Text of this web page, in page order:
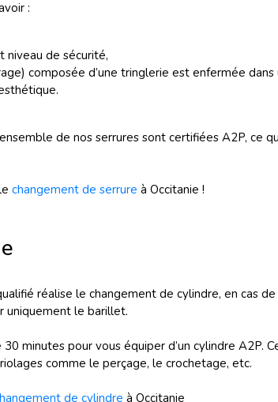
:
niveau de sécurité,
composée d’une tringlerie est enfermée dans
de nos serrures sont certifiées A2P, ce
changement de serrure à Occitanie !
réalise le changement de cylindre, en cas
uniquement le barillet.
minutes pour vous équiper d’un cylindre A2P.
comme le perçage, le crochetage, etc.
de cylindre à Occitanie